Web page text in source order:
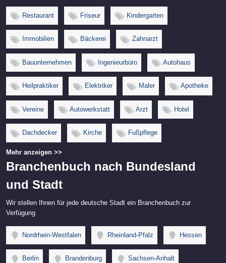
Restaurant Friseur Kindergarten
Immobilien Bäckerei Zahnarzt
Bauunternehmen Ingenieurbüro Autohaus
Heilpraktiker Elektriker Maler Apotheke
Vereine Autowerkstatt Arzt Hotel
Dachdecker Kirche Fußpflege
Mehr anzeigen >>
Branchenbuch nach Bundesland
und Stadt
Wir stellen Ihnen für jede deutsche Stadt ein Branchenbuch zur
Verfügung
Nordrhein-Westfalen Rheinland-Pfalz Hessen
Berlin Brandenburg Sachsen-Anhalt